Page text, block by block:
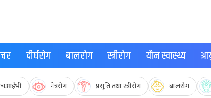
दीर्घरोग बालरोग स्त्रीरोग यौन स्वास्थ्य
नेत्ररोग प्रसूति तथा स्त्रीरोग बालरोग